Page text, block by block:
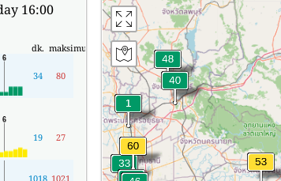
16:00
dk. maksimum
34 80
19 27
1018 1021